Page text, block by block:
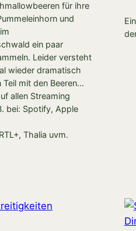
für ihre
und
ein paar
Leider versteht
wieder dramatisch
mit den Beeren…
allen Streaming
bei: Spotify, Apple
Thalia uvm.